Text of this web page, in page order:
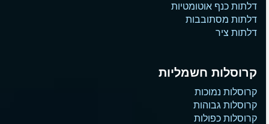
דלתות כנף אוטומטיות
דלתות מסתובבות
דלתות ציר
קרוסלות חשמליות
קרוסלות נמוכות
קרוסלות גבוהות
קרוסלות כפולות